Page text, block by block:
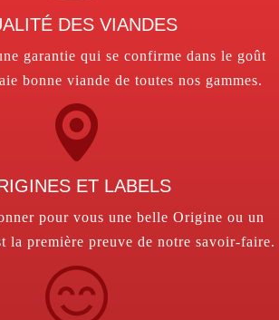
DES VIANDES
garantie qui se confirme dans le goût
bonne viande de toutes nos gammes.
ET LABELS
pour vous une belle Origine ou un
la première preuve de notre savoir-faire.